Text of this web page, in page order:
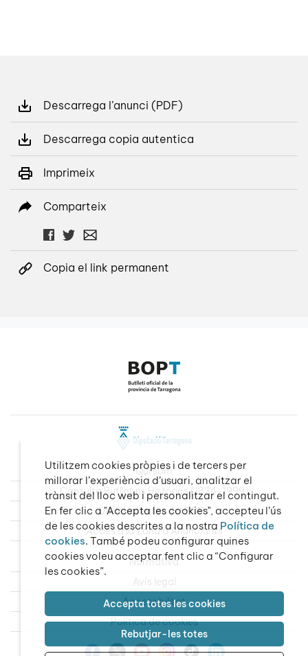
Descarrega l’anunci (PDF)
Descarrega copia autentica
Imprimeix
Comparteix
Copia el link permanent
Qui som
Consulta Butlletins Històrics (1834-1999)
Dades obertes del BOPT
Accés a la Zona d’Anunciants
Normativa
Avís legal
Accessibilitat
Política de cookies
Utilitzem cookies pròpies i de tercers per
millorar l’experiència d’usuari, analitzar el
trànsit del lloc web i personalitzar el contingut.
En fer clic a "Accepta les cookies", accepteu l’ús
de les cookies descrites a la nostra Política de
cookies. També podeu configurar quines
cookies voleu acceptar fent clic a “Configurar
les cookies”.
Accepta totes les cookies
Rebutjar-les totes